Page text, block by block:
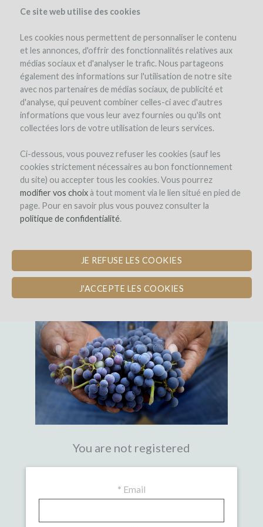
Ce site web utilise des cookies
Les cookies nous permettent de personnaliser le contenu
et les annonces, d'offrir des fonctionnalités relatives aux
médias sociaux et d'analyser le trafic. Nous partageons
également des informations sur l'utilisation de notre site
avec nos partenaires de médias sociaux, de publicité et
d'analyse, qui peuvent combiner celles-ci avec d'autres
informations que vous leur avez fournies ou qu'ils ont
collectées lors de votre utilisation de leurs services.
Ci-dessous, vous pouvez refuser les cookies (sauf les
cookies strictement nécessaires au bon fonctionnement
du site) ou accepter tous les cookies. Vous pourrez
modifier vos choixà tout moment via le lien situé en pied de
page. Pour en savoir plus vous pouvez consulter la
politique de confidentialité.
JE REFUSE LES COOKIES
J'ACCEPTE LES COOKIES
SIGN-UP
Welcome on
THE FIRST CROWDFUNDING PLATFORM
WITH EXPERTISE IN WINE
You are not registered
* Email